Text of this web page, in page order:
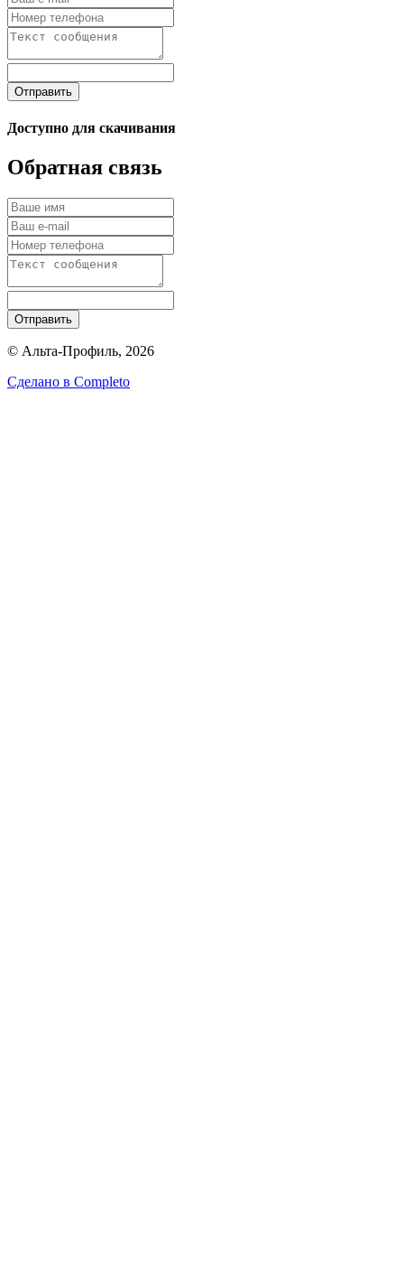
Отправить
Доступно для скачивания
Обратная связь
Отправить
© Альта-Профиль, 2026
Сделано в Completo